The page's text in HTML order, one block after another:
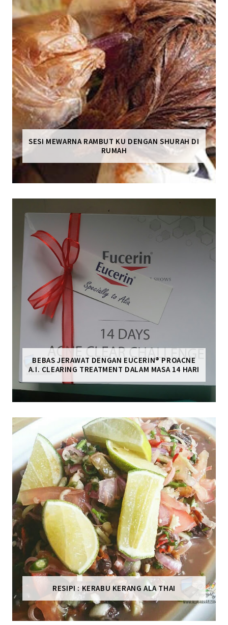
SESI MEWARNA RAMBUT KU DENGAN SHURAH DI
RUMAH
BEBAS JERAWAT DENGAN EUCERIN® PROACNE
A.I. CLEARING TREATMENT DALAM MASA 14 HARI
RESIPI : KERABU KERANG ALA THAI